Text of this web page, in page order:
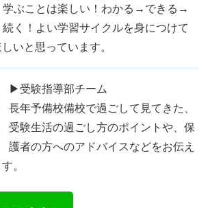
学ぶことは楽しい！わかる→できる→
続く！よい学習サイクルを身につけて
いと思っています。
▶受験指導部チーム
長年予備校備校で過ごして見てきた、
受験生活の過ごし方のポイントや、保
護者の方へのアドバイスなどをお伝え
。